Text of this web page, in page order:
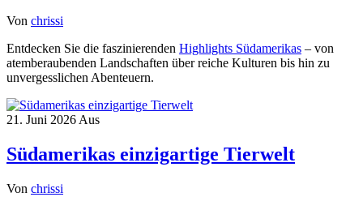
Von chrissi
Entdecken Sie die faszinierenden Highlights Südamerikas – von
atemberaubenden Landschaften über reiche Kulturen bis hin zu
unvergesslichen Abenteuern.
21. Juni 2026 Aus
Südamerikas einzigartige Tierwelt
Von chrissi